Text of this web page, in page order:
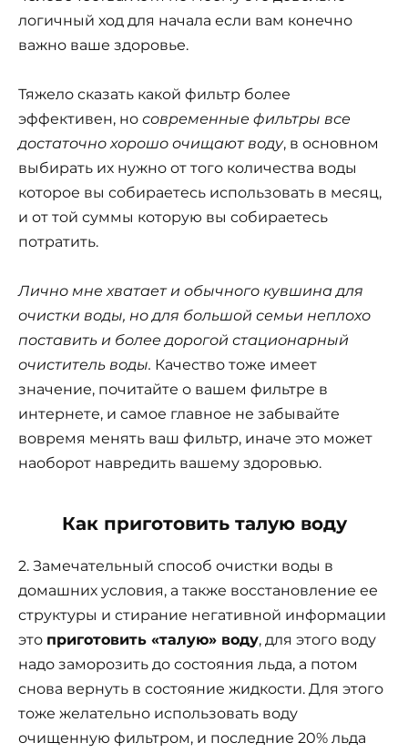
логичный ход для начала если вам конечно
важно ваше здоровье.
Тяжело сказать какой фильтр более
эффективен, но современные фильтры все
достаточно хорошо очищают воду, в основном
выбирать их нужно от того количества воды
которое вы собираетесь использовать в месяц,
и от той суммы которую вы собираетесь
потратить.
Лично мне хватает и обычного кувшина для
очистки воды, но для большой семьи неплохо
поставить и более дорогой стационарный
очиститель воды. Качество тоже имеет
значение, почитайте о вашем фильтре в
интернете, и самое главное не забывайте
вовремя менять ваш фильтр, иначе это может
наоборот навредить вашему здоровью.
Как приготовить талую воду
2. Замечательный способ очистки воды в
домашних условия, а также восстановление ее
структуры и стирание негативной информации
это приготовить «талую» воду, для этого воду
надо заморозить до состояния льда, а потом
снова вернуть в состояние жидкости. Для этого
тоже желательно использовать воду
очищенную фильтром, и последние 20% льда